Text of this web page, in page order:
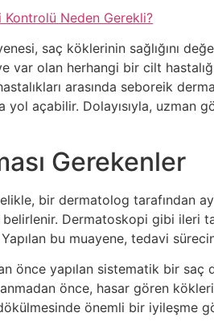
Kontrolü Neden Gerekli?
saç köklerinin sağlığını
var olan herhangi bir cilt
arasında seboreik
yol açabilir. Dolayısıyla,
Gerekenler
bir dermatolog tarafından
Dermatoskopi gibi ileri
bu muayene, tedavi
önce yapılan sistematik bir saç
önce, hasar gören
önemli bir iyileşme